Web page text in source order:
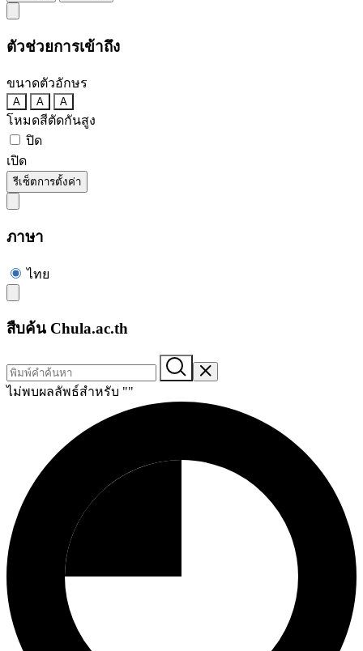
ตัวช่วยการเข้าถึง
ขนาดตัวอักษร
A A A
โหมดสีตัดกันสูง
ปิด
เปิด
รีเซ็ตการตั้งค่า
ภาษา
ไทย
สืบค้น Chula.ac.th
ไม่พบผลลัพธ์สำหรับ ""